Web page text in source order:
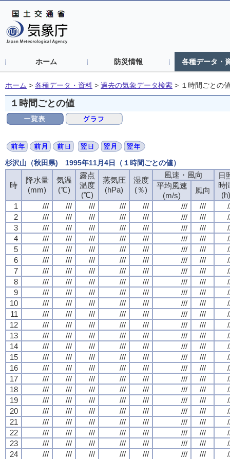
ホーム 防災情報 各種データ・
ホーム > 各種データ・資料 > 過去の気象データ検索 > １時間ごとの
１時間ごとの値
杉沢山（秋田県) 1995年11月4日（１時間ごとの値）
時
降水量
(mm)
気温
(℃)
露点
温度
(℃)
蒸気圧
(hPa)
湿度
(％)
風速・風向
日
時
(h)
平均風速
(m/s)
風向
1
/// /// /// /// /// /// ///
2
/// /// /// /// /// /// ///
3
/// /// /// /// /// /// ///
4
/// /// /// /// /// /// ///
5
/// /// /// /// /// /// ///
6
/// /// /// /// /// /// ///
7
/// /// /// /// /// /// ///
8
/// /// /// /// /// /// ///
9
/// /// /// /// /// /// ///
10
/// /// /// /// /// /// ///
11
/// /// /// /// /// /// ///
12
/// /// /// /// /// /// ///
13
/// /// /// /// /// /// ///
14
/// /// /// /// /// /// ///
15
/// /// /// /// /// /// ///
16
/// /// /// /// /// /// ///
17
/// /// /// /// /// /// ///
18
/// /// /// /// /// /// ///
19
/// /// /// /// /// /// ///
20
/// /// /// /// /// /// ///
21
/// /// /// /// /// /// ///
22
/// /// /// /// /// /// ///
23
/// /// /// /// /// /// ///
24
/// /// /// /// /// /// ///